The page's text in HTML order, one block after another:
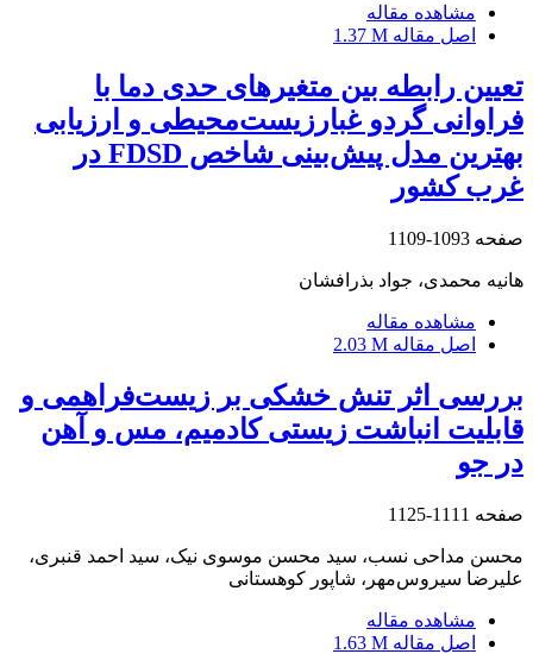
مشاهده مقاله
اصل مقاله 1.37 M
تعیین رابطه بین متغیر‌های حدی دما با
فراوانی گردو غبارزیست‌محیطی و ارزیابی
بهترین مدل پیش‌بینی شاخص FDSD در
غرب کشور
صفحه 1093-1109
هانیه محمدی، جواد بذرافشان
مشاهده مقاله
اصل مقاله 2.03 M
بررسی اثر تنش خشکی بر زیست‌فراهمی و
قابلیت انباشت زیستی کادمیم، مس و آهن
در جو
صفحه 1111-1125
محسن مداحی نسب، سید محسن موسوی نیک، سید احمد قنبری،
علیرضا سیروس‌مهر، شاپور کوهستانی
مشاهده مقاله
اصل مقاله 1.63 M